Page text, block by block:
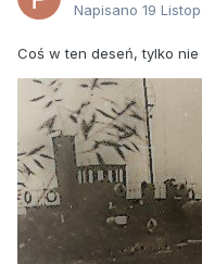
Napisano 19
Coś w ten deseń, tylko nie